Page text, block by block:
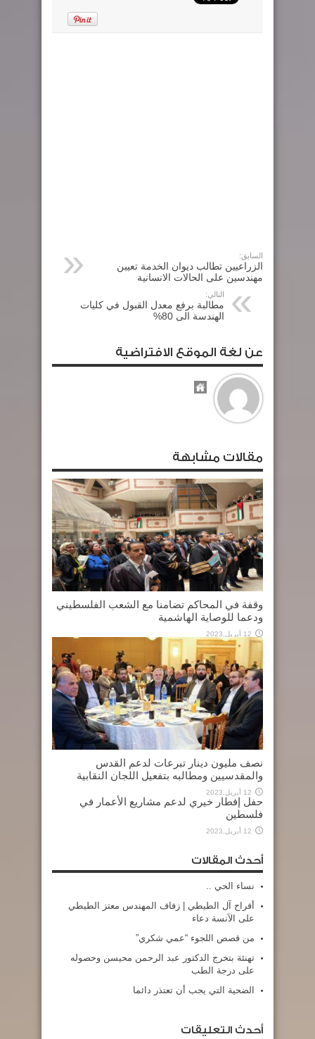
السابق:
الزراعيين تطالب ديوان الخدمة تعيين
مهندسين على الحالات الانسانية
التالي:
مطالبة برفع معدل القبول في كليات
الهندسة الى 80%
عن لغة الموقع الافتراضية
مقالات مشابهة
وقفة في المحاكم تضامنا مع الشعب الفلسطيني
ودعما للوصاية الهاشمية
12 أبريل,2023
نصف مليون دينار تبرعات لدعم القدس
والمقدسيين ومطالبه بتفعيل اللجان النقابية
12 أبريل,2023
حفل إفطار خيري لدعم مشاريع الأعمار في
فلسطين
12 أبريل,2023
أحدث المقالات
نساء الحي ..
أفراح آل الطيطي | زفاف المهندس معتز الطيطي
على الآنسة دعاء
من قصص اللجوء “عمي شكري”
تهنئة بتخرج الدكتور عبد الرحمن محيسن وحصوله
على درجة الطب
الضحية التي يجب أن تعتذر دائما
أحدث التعليقات